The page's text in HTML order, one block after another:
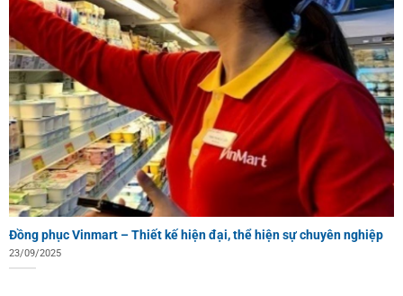
Đồng phục Vinmart – Thiết kế hiện đại, thể hiện sự chuyên nghiệp
23/09/2025